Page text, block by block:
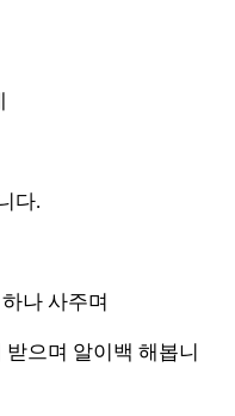
다.
나 사주며
으며 알이백 해봅니